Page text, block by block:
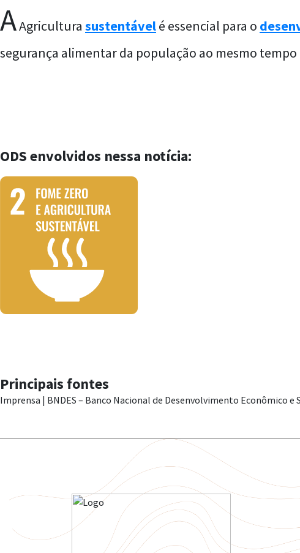
AAgricultura sustentávelé essencial para o
segurança alimentar da população ao mesmo
ODS envolvidos nessa notícia:
Principais fontes
Imprensa | BNDES – Banco Nacional de Desenvolvimento Econômico e